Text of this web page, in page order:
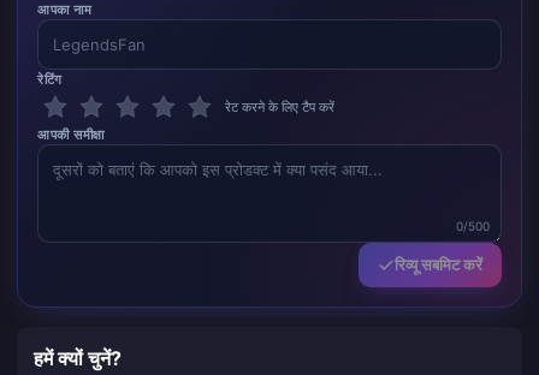
आपका नाम
रेटिंग
रेट करने के लिए टैप करें
आपकी समीक्षा
0/500
रिव्यू सबमिट करें
हमें क्यों चुनें?